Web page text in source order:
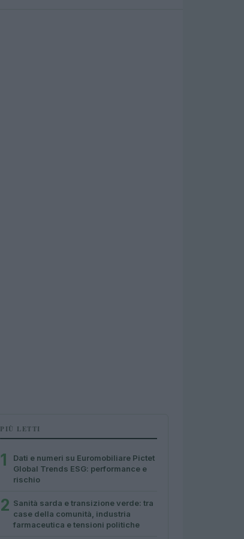
PIÙ LETTI
1
Dati e numeri su Euromobiliare Pictet
Global Trends ESG: performance e
rischio
2 Sanità sarda e transizione verde: tra
case della comunità, industria
farmaceutica e tensioni politiche